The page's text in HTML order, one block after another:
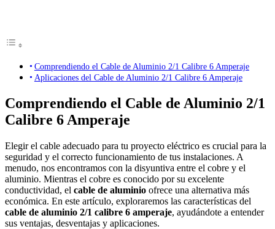
Comprendiendo el Cable de Aluminio 2/1 Calibre 6 Amperaje
Aplicaciones del Cable de Aluminio 2/1 Calibre 6 Amperaje
Comprendiendo el Cable de Aluminio 2/1
Calibre 6 Amperaje
Elegir el cable adecuado para tu proyecto eléctrico es crucial para la
seguridad y el correcto funcionamiento de tus instalaciones. A
menudo, nos encontramos con la disyuntiva entre el cobre y el
aluminio. Mientras el cobre es conocido por su excelente
conductividad, el cable de aluminio ofrece una alternativa más
económica. En este artículo, exploraremos las características del
cable de aluminio 2/1 calibre 6 amperaje, ayudándote a entender
sus ventajas, desventajas y aplicaciones.